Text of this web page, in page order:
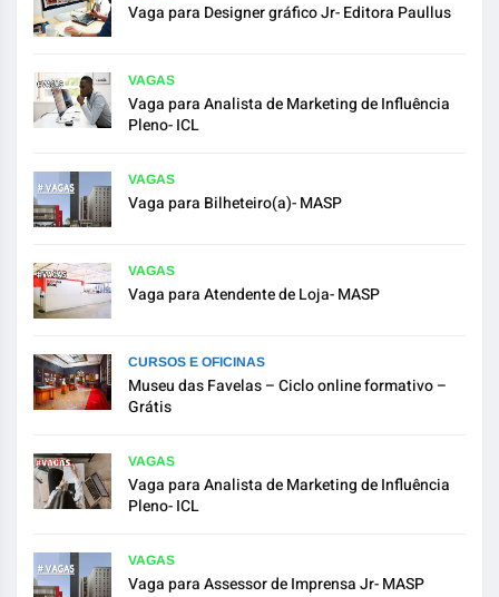
Vaga para Designer gráfico Jr- Editora Paullus
VAGAS
Vaga para Analista de Marketing de Influência
Pleno- ICL
VAGAS
Vaga para Bilheteiro(a)- MASP
VAGAS
Vaga para Atendente de Loja- MASP
CURSOS E OFICINAS
Museu das Favelas – Ciclo online formativo –
Grátis
VAGAS
Vaga para Analista de Marketing de Influência
Pleno- ICL
VAGAS
Vaga para Assessor de Imprensa Jr- MASP